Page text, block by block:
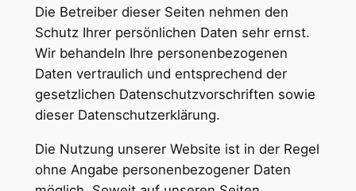
Die Betreiber dieser Seiten nehmen den
Schutz Ihrer persönlichen Daten sehr ernst.
Wir behandeln Ihre personenbezogenen
Daten vertraulich und entsprechend der
gesetzlichen Datenschutzvorschriften sowie
dieser Datenschutzerklärung.
Die Nutzung unserer Website ist in der Regel
ohne Angabe personenbezogener Daten